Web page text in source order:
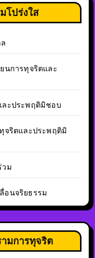
โปร่งใส
นการทุจริตและ
ละประพฤติมิชอบ
จริตและประพฤติมิ
วม
อนจริยธรรม
มการทุจริต